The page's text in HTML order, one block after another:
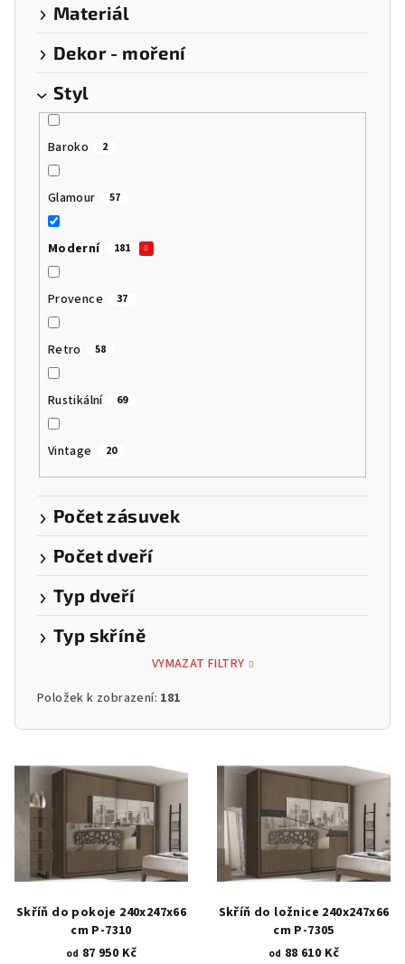
Materiál
Dekor - moření
Styl
Baroko 2
Glamour 57
Moderní 181
Provence 37
Retro 58
Rustikální 69
Vintage 20
Počet zásuvek
Počet dveří
Typ dveří
Typ skříně
VYMAZAT FILTRY
Položek k zobrazení: 181
ý
p
Skříň do pokoje 240x247x66
cm P-7310
od 87 950 Kč
Skříň do ložnice 240x247x66
cm P-7305
od 88 610 Kč